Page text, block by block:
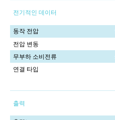
전기적인 데이터
동작 전압
전압 변동
무부하 소비전류
연결 타입
출력